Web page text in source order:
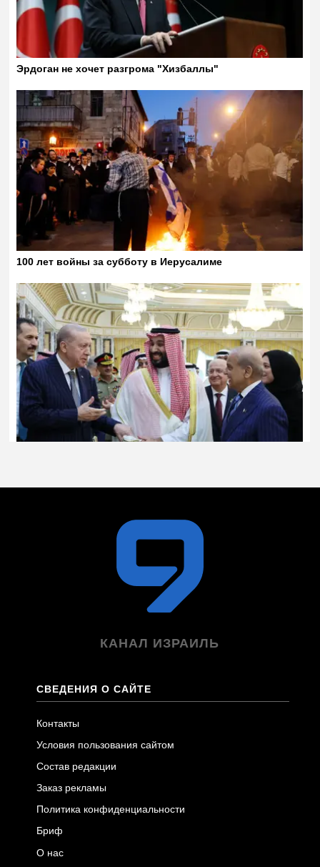
КАНАЛ ИЗРАИЛЬ
СВЕДЕНИЯ О САЙТЕ
Контакты
Условия пользования сайтом
Состав редакции
Заказ рекламы
Политика конфиденциальности
Бриф
О нас